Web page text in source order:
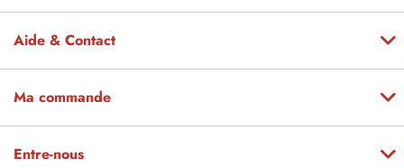
Aide & Contact
Ma commande
Entre-nous